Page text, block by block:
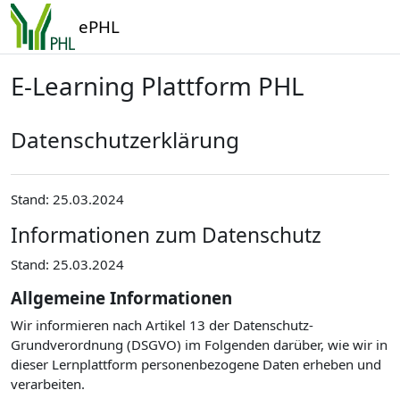
Zum Hauptinhalt
ePHL
E-Learning Plattform PHL
Datenschutzerklärung
Stand: 25.03.2024
Informationen zum Datenschutz
Stand: 25.03.2024
Allgemeine Informationen
Wir informieren nach Artikel 13 der Datenschutz-
Grundverordnung (DSGVO) im Folgenden darüber, wie wir in
dieser Lernplattform personenbezogene Daten erheben und
verarbeiten.